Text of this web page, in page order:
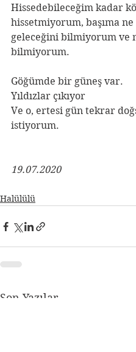
Hissedebileceğim kadar
hissetmiyorum, başıma ne
geleceğini bilmiyorum ve
bilmiyorum.
Göğümde bir güneş var.
Yıldızlar çıkıyor
Ve o, ertesi gün tekrar
istiyorum.
19.07.2020
Halülülü
Son Yazılar